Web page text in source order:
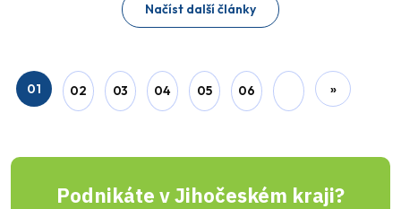
Načíst další články
01 02 03 04 05 06 »
Podnikáte v Jihočeském kraji?